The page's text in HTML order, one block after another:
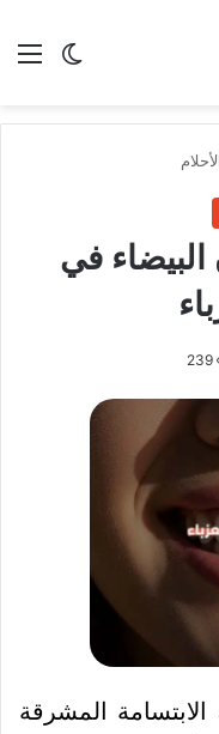
الوضع
البيضاء في
239
المشرقة